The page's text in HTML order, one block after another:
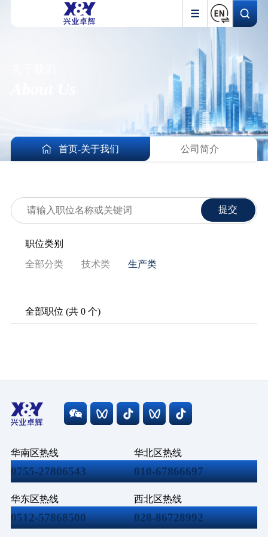
首页-关于我们 公司简介
提交
职位类别
全部分类 技术类 生产类
全部职位 (共 0 个)
华南区热线
0755-27806543
华北区热线
010-67866697
华东区热线
0512-57868500
西北区热线
028-86728992